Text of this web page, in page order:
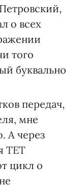
о всех
того
буквально
передач,
мне
А через
ТЕТ
цикл о